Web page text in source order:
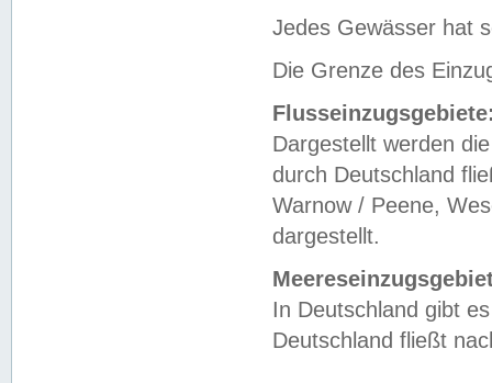
Jedes Gewässer hat
Die Grenze des
Dargestellt werden
durch Deutschland
Warnow / Peene,
dargestellt.
In Deutschland gibt
Deutschland fließt